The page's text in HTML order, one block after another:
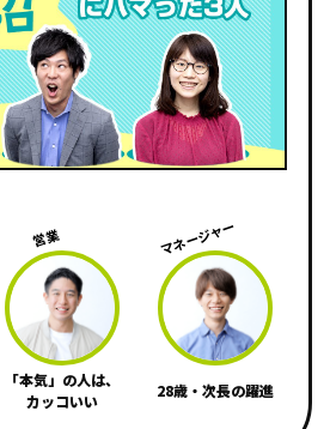
営業
「本気」の人は、
カッコいい
マネージャー
28歳・次長の躍進